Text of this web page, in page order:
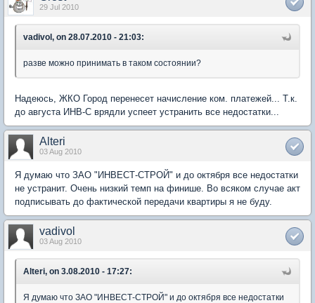
29 Jul 2010
vadivol, on 28.07.2010 - 21:03:
разве можно принимать в таком состоянии?
Надеюсь, ЖКО Город перенесет начисление ком. платежей... Т.к.
до августа ИНВ-С врядли успеет устранить все недостатки...
Alteri
03 Aug 2010
Я думаю что ЗАО "ИНВЕСТ-СТРОЙ" и до октября все недостатки
не устранит. Очень низкий темп на финише. Во всяком случае акт
подписывать до фактической передачи квартиры я не буду.
vadivol
03 Aug 2010
Alteri, on 3.08.2010 - 17:27:
Я думаю что ЗАО "ИНВЕСТ-СТРОЙ" и до октября все недостатки